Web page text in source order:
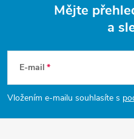
p
a
Mějte
a
E-mail
Vložením e-mailu souhlasíte s